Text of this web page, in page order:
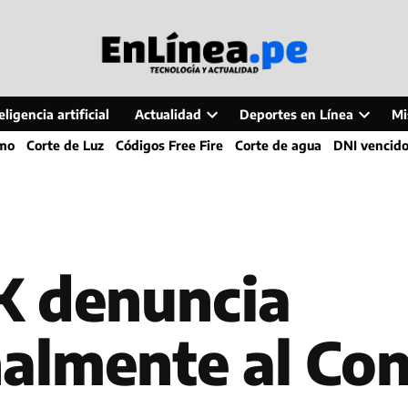
artificial Actualidad
Open
dropdown
Deportes en Línea
Open
dropdown
Corte de Luz Códigos Free Fire Corte de agua DNI vencido
denuncia
al